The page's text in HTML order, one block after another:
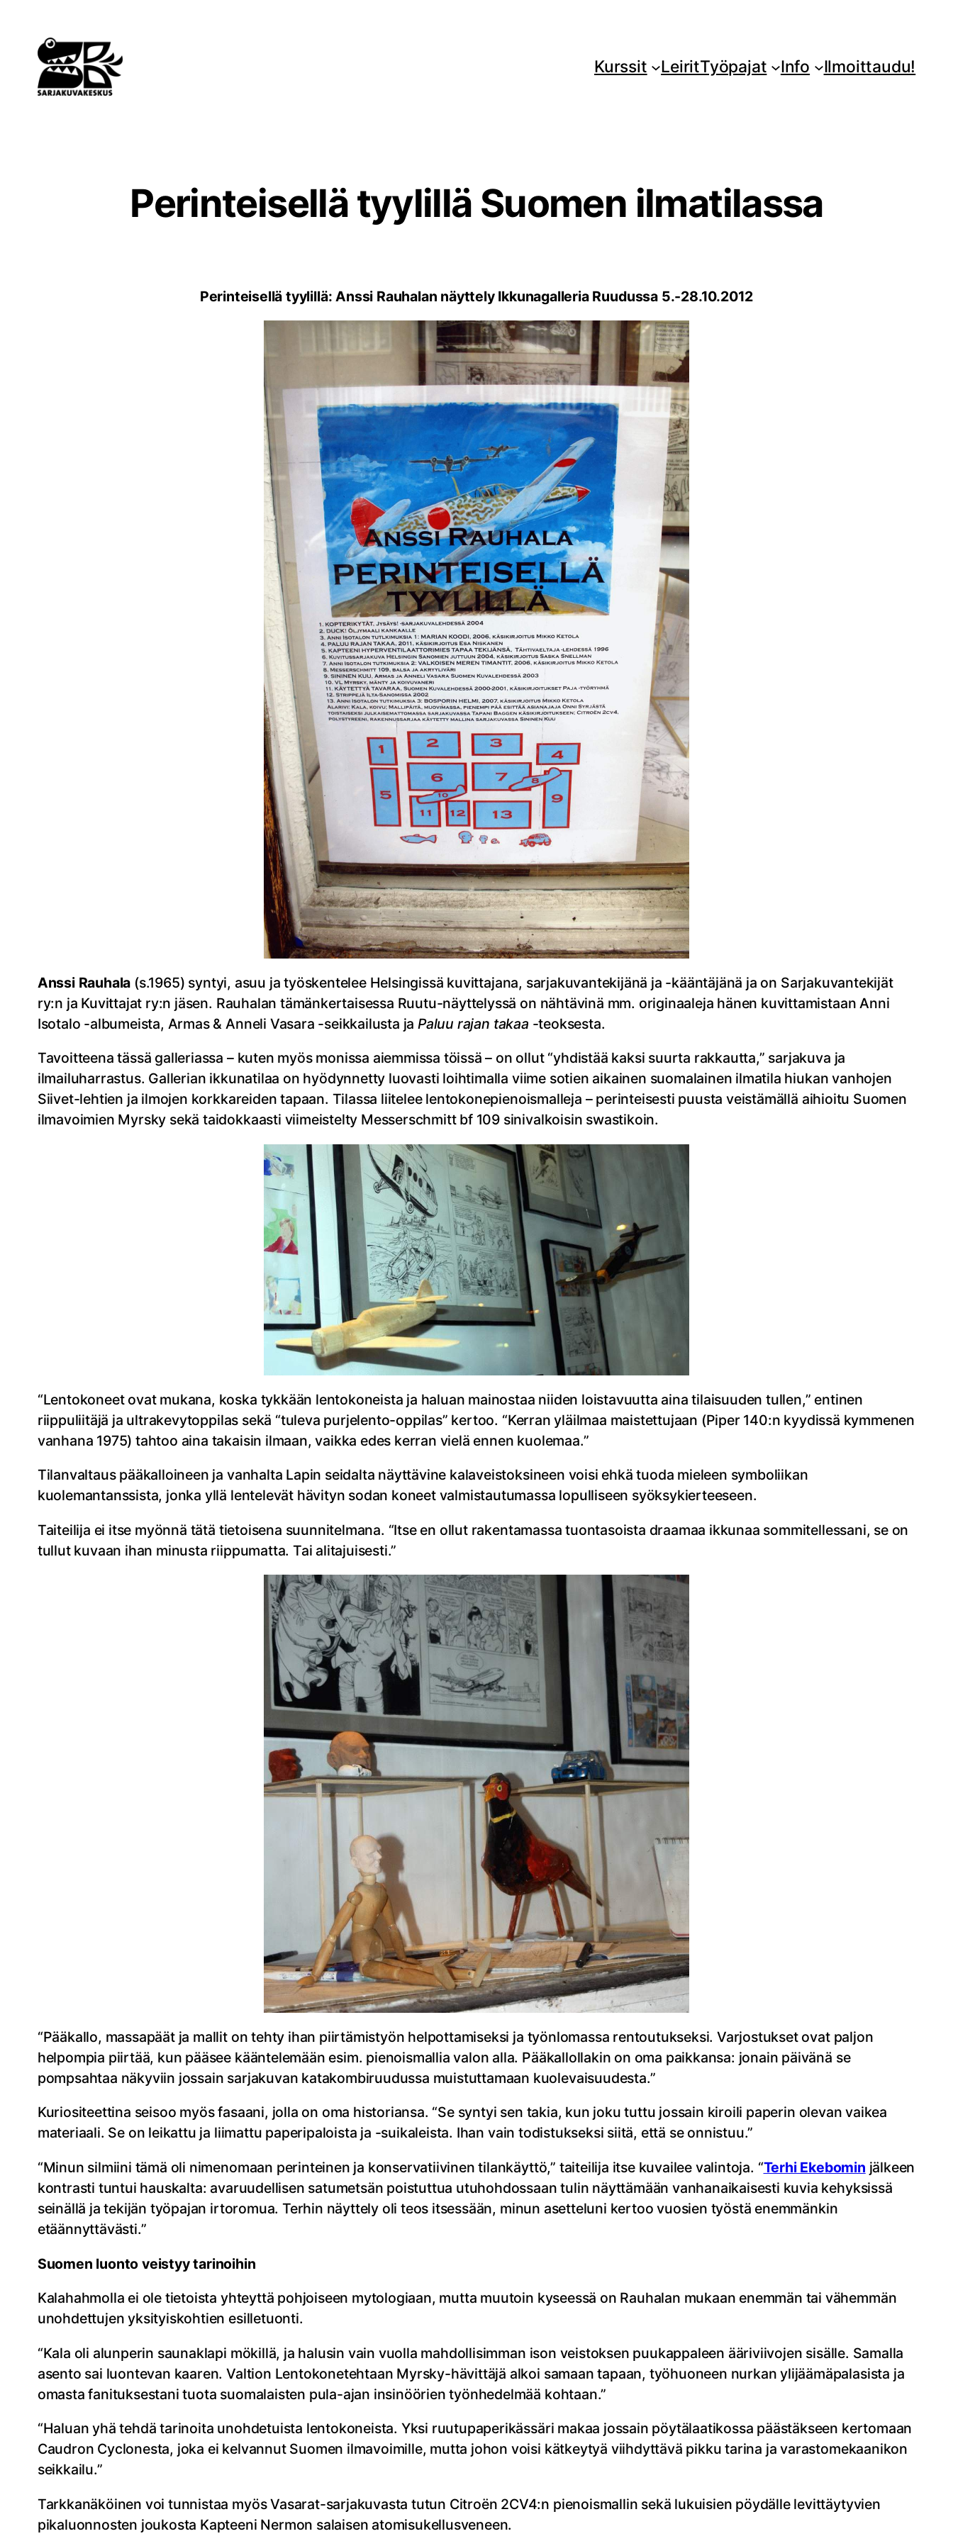
sisältöön
Kurssit LeiritTyöpajat Info Ilmoittaudu!
Perinteisellä tyylillä Suomen ilmatilassa
Perinteisellä tyylillä: Anssi Rauhalan näyttely Ikkunagalleria Ruudussa 5.-28.10.2012
Anssi Rauhala (s.1965) syntyi, asuu ja työskentelee Helsingissä kuvittajana, sarjakuvantekijänä ja -kääntäjänä ja on Sarjakuvantekijät
ry:n ja Kuvittajat ry:n jäsen. Rauhalan tämänkertaisessa Ruutu-näyttelyssä on nähtävinä mm. originaaleja hänen kuvittamistaan Anni
Isotalo -albumeista, Armas & Anneli Vasara -seikkailusta jaPaluu rajan takaa -teoksesta.
Tavoitteena tässä galleriassa – kuten myös monissa aiemmissa töissä – on ollut “yhdistää kaksi suurta rakkautta,” sarjakuva ja
ilmailuharrastus. Gallerian ikkunatilaa on hyödynnetty luovasti loihtimalla viime sotien aikainen suomalainen ilmatila hiukan vanhojen
Siivet-lehtien ja ilmojen korkkareiden tapaan. Tilassa liitelee lentokonepienoismalleja – perinteisesti puusta veistämällä aihioitu Suomen
ilmavoimien Myrsky sekä taidokkaasti viimeistelty Messerschmitt bf 109 sinivalkoisin swastikoin.
“Lentokoneet ovat mukana, koska tykkään lentokoneista ja haluan mainostaa niiden loistavuutta aina tilaisuuden tullen,” entinen
riippuliitäjä ja ultrakevytoppilas sekä “tuleva purjelento-oppilas” kertoo. “Kerran yläilmaa maistettujaan (Piper 140:n kyydissä kymmenen
vanhana 1975) tahtoo aina takaisin ilmaan, vaikka edes kerran vielä ennen kuolemaa.”
Tilanvaltaus pääkalloineen ja vanhalta Lapin seidalta näyttävine kalaveistoksineen voisi ehkä tuoda mieleen symboliikan
kuolemantanssista, jonka yllä lentelevät hävityn sodan koneet valmistautumassa lopulliseen syöksykierteeseen.
Taiteilija ei itse myönnä tätä tietoisena suunnitelmana. “Itse en ollut rakentamassa tuontasoista draamaa ikkunaa sommitellessani, se on
tullut kuvaan ihan minusta riippumatta. Tai alitajuisesti.”
“Pääkallo, massapäät ja mallit on tehty ihan piirtämistyön helpottamiseksi ja työnlomassa rentoutukseksi. Varjostukset ovat paljon
helpompia piirtää, kun pääsee kääntelemään esim. pienoismallia valon alla. Pääkallollakin on oma paikkansa: jonain päivänä se
pompsahtaa näkyviin jossain sarjakuvan katakombiruudussa muistuttamaan kuolevaisuudesta.”
Kuriositeettina seisoo myös fasaani, jolla on oma historiansa. “Se syntyi sen takia, kun joku tuttu jossain kiroili paperin olevan vaikea
materiaali. Se on leikattu ja liimattu paperipaloista ja -suikaleista. Ihan vain todistukseksi siitä, että se onnistuu.”
“Minun silmiini tämä oli nimenomaan perinteinen ja konservatiivinen tilankäyttö,” taiteilija itse kuvailee valintoja. “Terhi Ekebomin jälkeen
kontrasti tuntui hauskalta: avaruudellisen satumetsän poistuttua utuhohdossaan tulin näyttämään vanhanaikaisesti kuvia kehyksissä
seinällä ja tekijän työpajan irtoromua. Terhin näyttely oli teos itsessään, minun asetteluni kertoo vuosien työstä enemmänkin
etäännyttävästi.”
Suomen luonto veistyy tarinoihin
Kalahahmolla ei ole tietoista yhteyttä pohjoiseen mytologiaan, mutta muutoin kyseessä on Rauhalan mukaan enemmän tai vähemmän
unohdettujen yksityiskohtien esilletuonti.
“Kala oli alunperin saunaklapi mökillä, ja halusin vain vuolla mahdollisimman ison veistoksen puukappaleen ääriviivojen sisälle. Samalla
asento sai luontevan kaaren. Valtion Lentokonetehtaan Myrsky-hävittäjä alkoi samaan tapaan, työhuoneen nurkan ylijäämäpalasista ja
omasta fanituksestani tuota suomalaisten pula-ajan insinöörien työnhedelmää kohtaan.”
“Haluan yhä tehdä tarinoita unohdetuista lentokoneista. Yksi ruutupaperikässäri makaa jossain pöytälaatikossa päästäkseen kertomaan
Caudron Cyclonesta, joka ei kelvannut Suomen ilmavoimille, mutta johon voisi kätkeytyä viihdyttävä pikku tarina ja varastomekaanikon
seikkailu.”
Tarkkanäköinen voi tunnistaa myös Vasarat-sarjakuvasta tutun Citroën 2CV4:n pienoismallin sekä lukuisien pöydälle levittäytyvien
pikaluonnosten joukosta Kapteeni Nermon salaisen atomisukellusveneen.